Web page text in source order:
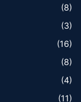
(8)
(3)
(16)
(8)
(4)
(11)